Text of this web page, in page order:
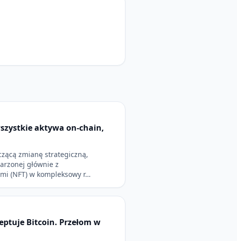
aktywa on-chain,
zmianę strategiczną,
głównie z
(NFT) w kompleksowy r…
Bitcoin. Przełom w